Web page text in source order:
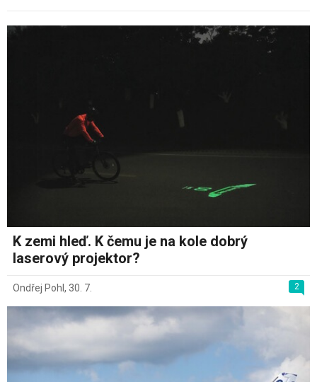
K zemi hleď. K čemu je na kole dobrý
laserový projektor?
2
Ondřej Pohl , 30. 7.